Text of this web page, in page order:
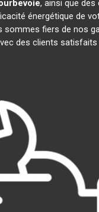
, ainsi que
énergétique de
sommes fiers de nos
des clients